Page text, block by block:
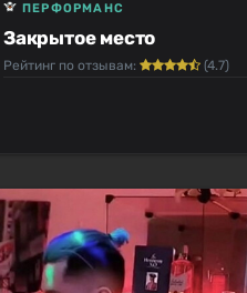
Закрытое место
ПЕРФОРМАНС
Рейтинг по отзывам: (4.7)